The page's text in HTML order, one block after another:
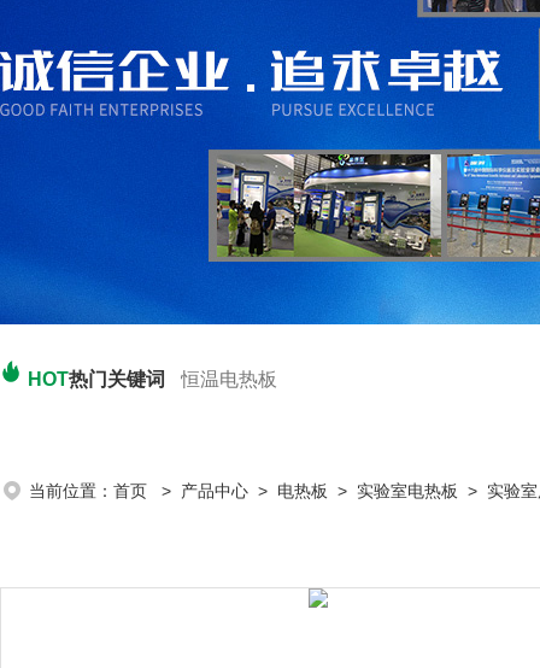
HOT热门关键词 恒温电热板
当前位置： 首页 > 产品中心 > 电热板 > 实验室电热板 > 实验室